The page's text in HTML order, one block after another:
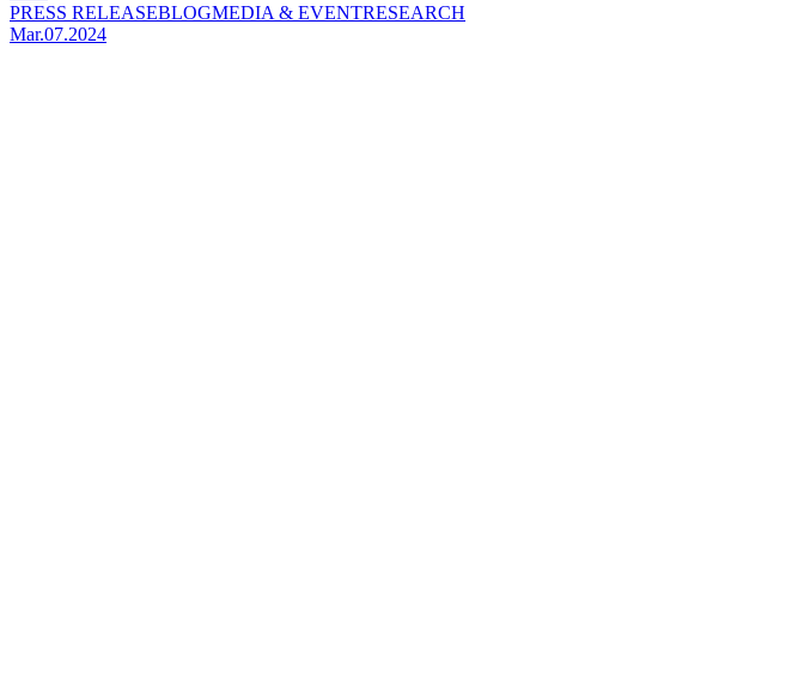
PRESS RELEASEBLOGMEDIA & EVENTRESEARCH
Mar.07.2024